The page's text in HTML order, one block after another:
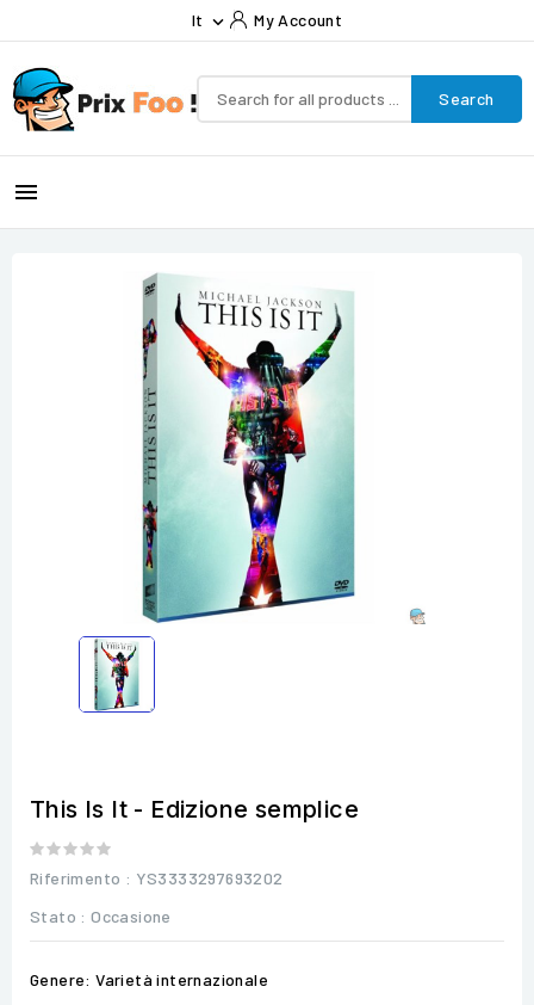
It  My Account
Search

This Is It - Edizione semplice
Riferimento : YS3333297693202
Stato : Occasione
Genere: Varietà internazionale